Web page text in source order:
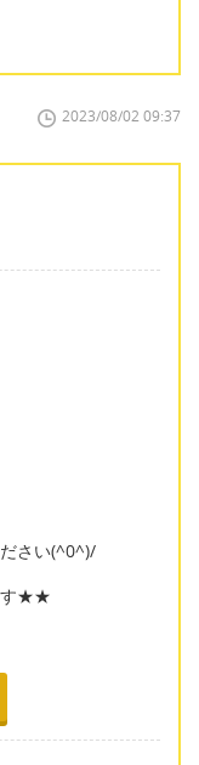
2023/08/02 09:37
さい(^0^)/
す★★